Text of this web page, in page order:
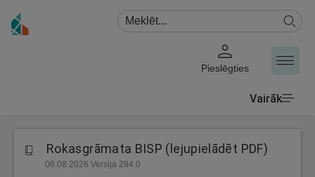
Pieslēgties
Vairāk
Rokasgrāmata BISP (lejupielādēt PDF)
06.08.2026 Versija 284.0